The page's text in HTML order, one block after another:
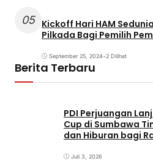
05 Kickoff Hari HAM
Pilkada Bagi Pemilih
September 25, 2024•2 Dilihat
Berita Terbaru
PDI Perjuangan
Cup di Sumbawa
dan Hiburan bagi
Juli 3, 2026